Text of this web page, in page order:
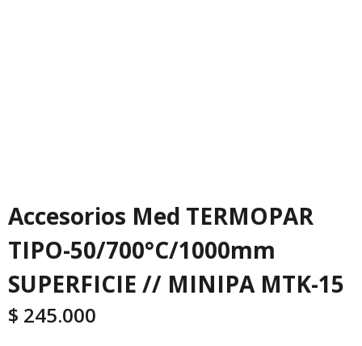
Accesorios Med TERMOPAR
TIPO-50/700°C/1000mm
SUPERFICIE // MINIPA MTK-15
$ 245.000